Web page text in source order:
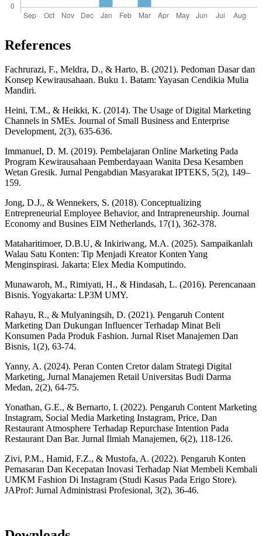
References
Fachrurazi, F., Meldra, D., & Harto, B. (2021). Pedoman Dasar dan
Konsep Kewirausahaan. Buku 1. Batam: Yayasan Cendikia Mulia
Mandiri.
Heini, T.M., & Heikki, K. (2014). The Usage of Digital Marketing
Channels in SMEs. Journal of Small Business and Enterprise
Development, 2(3), 635-636.
Immanuel, D. M. (2019). Pembelajaran Online Marketing Pada
Program Kewirausahaan Pemberdayaan Wanita Desa Kesamben
Wetan Gresik. Jurnal Pengabdian Masyarakat IPTEKS, 5(2), 149–
159.
Jong, D.J., & Wennekers, S. (2018). Conceptualizing
Entrepreneurial Employee Behavior, and Intrapreneurship. Journal
Economy and Busines EIM Netherlands, 17(1), 362-378.
Mataharitimoer, D.B.U, & Inkiriwang, M.A. (2025). Sampaikanlah
Walau Satu Konten: Tip Menjadi Kreator Konten Yang
Menginspirasi. Jakarta: Elex Media Komputindo.
Munawaroh, M., Rimiyati, H., & Hindasah, L. (2016). Perencanaan
Bisnis. Yogyakarta: LP3M UMY.
Rahayu, R., & Mulyaningsih, D. (2021). Pengaruh Content
Marketing Dan Dukungan Influencer Terhadap Minat Beli
Konsumen Pada Produk Fashion. Jurnal Riset Manajemen Dan
Bisnis, 1(2), 63-74.
Yanny, A. (2024). Peran Conten Cretor dalam Strategi Digital
Marketing, Jurnal Manajemen Retail Universitas Budi Darma
Medan, 2(2), 64-75.
Yonathan, G.E., & Bernarto, I. (2022). Pengaruh Content Marketing
Instagram, Social Media Marketing Instagram, Price, Dan
Restaurant Atmosphere Terhadap Repurchase Intention Pada
Restaurant Dan Bar. Jurnal Ilmiah Manajemen, 6(2), 118-126.
Zivi, P.M., Hamid, F.Z., & Mustofa, A. (2022). Pengaruh Konten
Pemasaran Dan Kecepatan Inovasi Terhadap Niat Membeli Kembali
UMKM Fashion Di Instagram (Studi Kasus Pada Erigo Store).
JAProf: Jurnal Administrasi Profesional, 3(2), 36-46.